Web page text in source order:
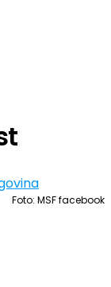
Foto: MSF facebook